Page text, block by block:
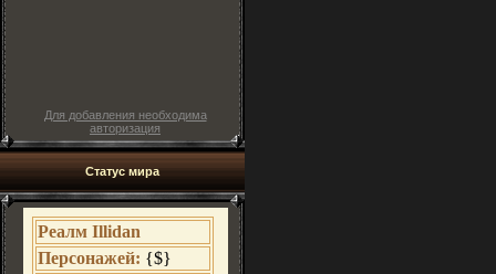
Для добавления необходима
авторизация
Статус мира